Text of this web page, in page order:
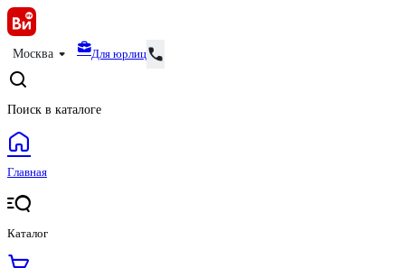
Москва Для юрлиц
Поиск в каталоге
Главная
Каталог